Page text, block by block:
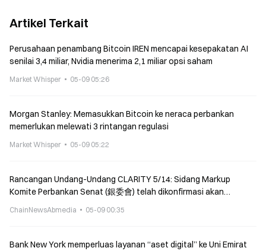
Artikel Terkait
Perusahaan penambang Bitcoin IREN mencapai kesepakatan AI
senilai 3,4 miliar, Nvidia menerima 2,1 miliar opsi saham
Market Whisper 05-09 05:26
Morgan Stanley: Memasukkan Bitcoin ke neraca perbankan
memerlukan melewati 3 rintangan regulasi
Market Whisper 05-09 05:22
Rancangan Undang-Undang CLARITY 5/14: Sidang Markup
Komite Perbankan Senat (銀委會) telah dikonfirmasi akan
ChainNewsAbmedia 05-09 00:35
Bank New York memperluas layanan “aset digital” ke Uni Emirat